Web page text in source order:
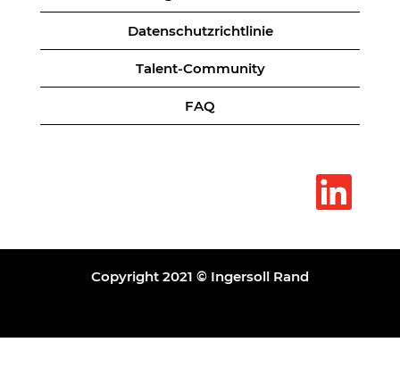
Datenschutzrichtlinie
Talent-Community
FAQ
W
n
Copyright 2021 © Ingersoll Rand